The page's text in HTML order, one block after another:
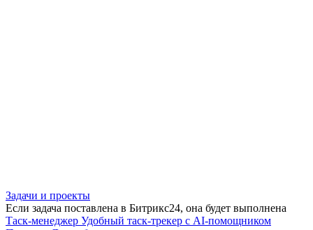
Задачи и проекты
Если задача поставлена в Битрикс24, она будет выполнена
Таск-менеджер Удобный таск-трекер с AI-помощником